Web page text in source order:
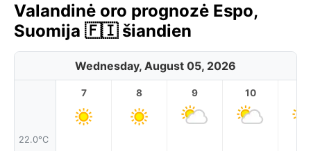
Valandinė oro prognozė Espo,
Suomija 🇫🇮 šiandien
Wednesday, August 05, 2026
22.0°C
7 8 9 10